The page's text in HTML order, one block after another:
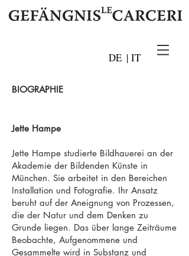
DE | IT
BIOGRAPHIE
Jette Hampe
Jette Hampe studierte Bildhauerei an der
Akademie der Bildenden Künste in
München. Sie arbeitet in den Bereichen
Installation und Fotografie. Ihr Ansatz
beruht auf der Aneignung von Prozessen,
die der Natur und dem Denken zu
Grunde liegen. Das über lange Zeiträume
Beobachte, Aufgenommene und
Gesammelte wird in Substanz und